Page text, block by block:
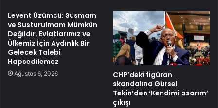
Levent Üzümcü: Susmam
ve Susturulmam Mümkün
Değildir. Evlatlarımız ve
Ülkemiz İçin Aydınlık Bir
Gelecek Talebi
Hapsedilemez
Ağustos 6, 2026
CHP’deki figüran
skandalına Gürsel
Tekin’den ‘Kendimi asarım’
çıkışı